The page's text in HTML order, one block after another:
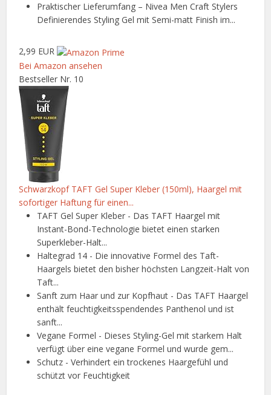
Praktischer Lieferumfang – Nivea Men Craft Stylers
Definierendes Styling Gel mit Semi-matt Finish im...
2,99 EUR
Bei Amazon ansehen
Bestseller Nr. 10
Schwarzkopf TAFT Gel Super Kleber (150ml), Haargel mit
sofortiger Haftung für einen...
TAFT Gel Super Kleber - Das TAFT Haargel mit
Instant-Bond-Technologie bietet einen starken
Superkleber-Halt...
Haltegrad 14 - Die innovative Formel des Taft-
Haargels bietet den bisher höchsten Langzeit-Halt von
Taft...
Sanft zum Haar und zur Kopfhaut - Das TAFT Haargel
enthält feuchtigkeitsspendendes Panthenol und ist
sanft...
Vegane Formel - Dieses Styling-Gel mit starkem Halt
verfügt über eine vegane Formel und wurde gem...
Schutz - Verhindert ein trockenes Haargefühl und
schützt vor Feuchtigkeit